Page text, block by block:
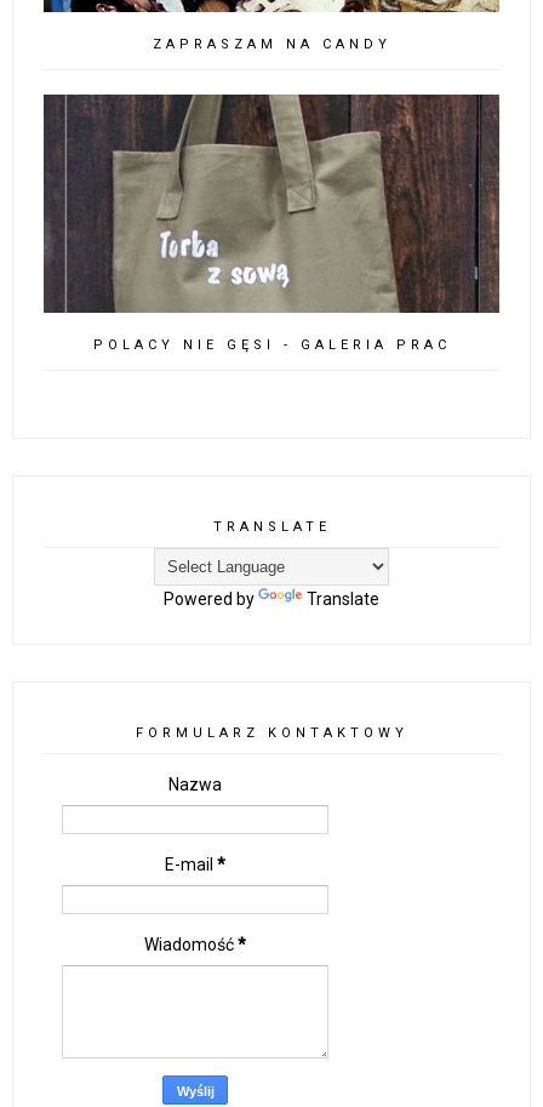
ZAPRASZAM NA CANDY
POLACY NIE GĘSI - GALERIA PRAC
TRANSLATE
Powered by Translate
FORMULARZ KONTAKTOWY
Nazwa
E-mail *
Wiadomość*